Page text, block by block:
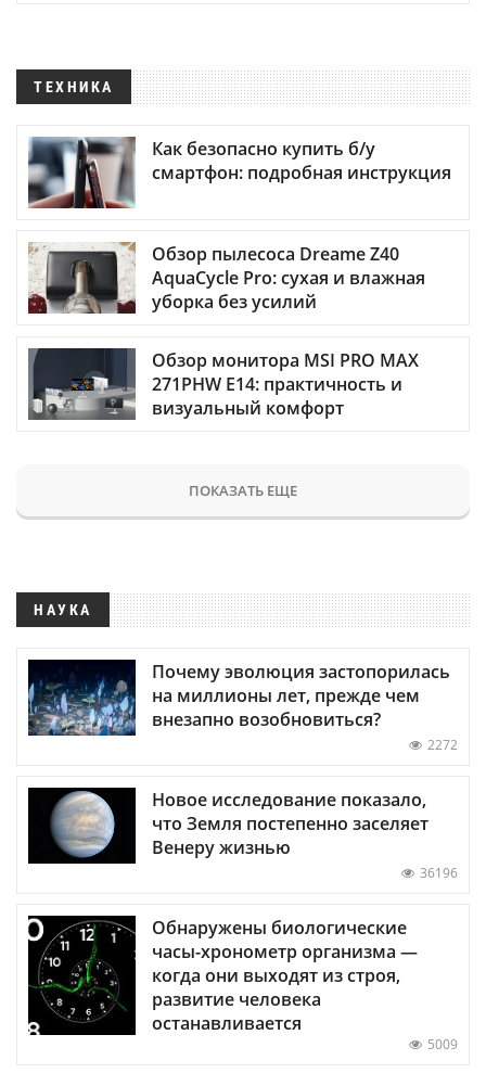
ТЕХНИКА
Как безопасно купить б/у
смартфон: подробная инструкция
Обзор пылесоса Dreame Z40
AquaCycle Pro: сухая и влажная
уборка без усилий
Обзор монитора MSI PRO MAX
271PHW E14: практичность и
визуальный комфорт
ПОКАЗАТЬ ЕЩЕ
НАУКА
Почему эволюция застопорилась
на миллионы лет, прежде чем
внезапно возобновиться?
2272
Новое исследование показало,
что Земля постепенно заселяет
Венеру жизнью
36196
Обнаружены биологические
часы-хронометр организма —
когда они выходят из строя,
развитие человека
останавливается
5009